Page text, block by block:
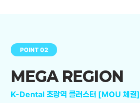
POINT 02
MEGA REGION
K-Dental 초광역 클러스터 [MOU 체결]